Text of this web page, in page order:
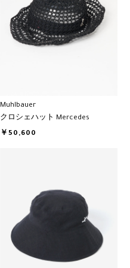
Muhlbauer
クロシェハット Mercedes
￥50,600